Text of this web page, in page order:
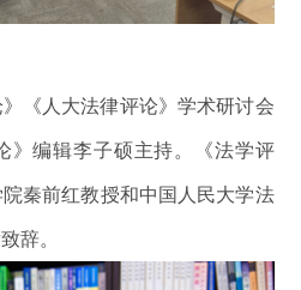
《人大法律评论》学术研讨会
》编辑李子硕主持。《法学评
秦前红教授和中国人民大学法
辞。